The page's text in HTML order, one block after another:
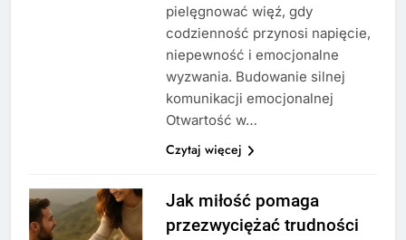
pielęgnować więź, gdy
codzienność przynosi napięcie,
niepewność i emocjonalne
wyzwania. Budowanie silnej
komunikacji emocjonalnej
Otwartość w…
Czytaj więcej
Jak miłość pomaga
przezwyciężać trudności